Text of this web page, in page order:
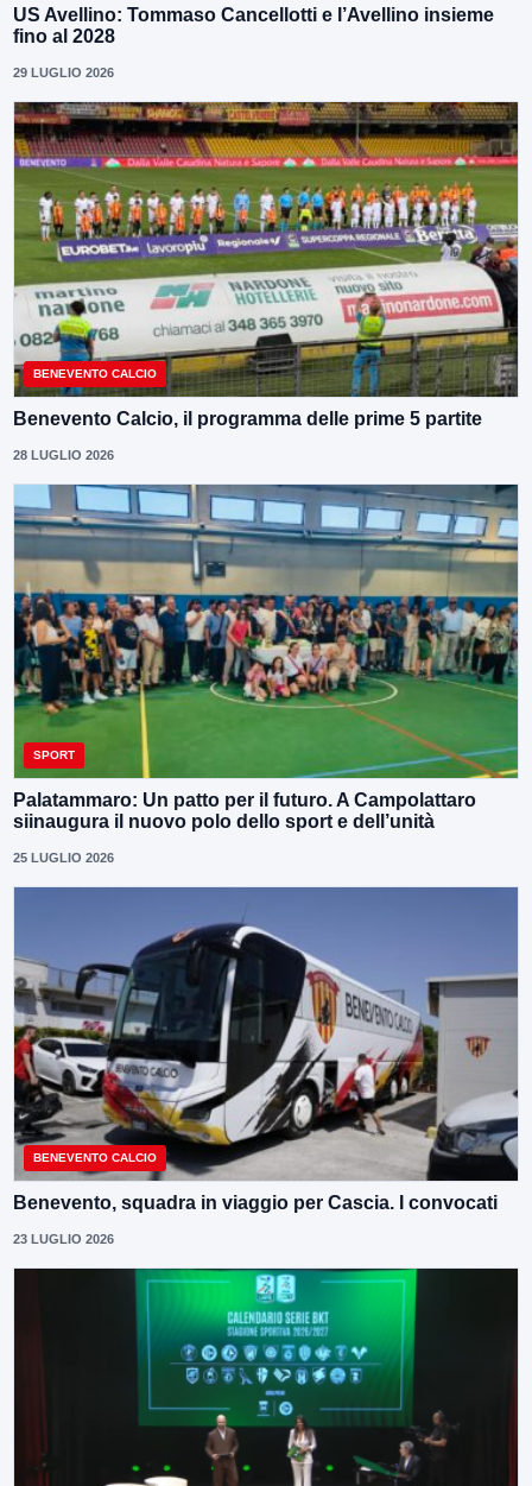
US Avellino: Tommaso Cancellotti e l’Avellino insieme
fino al 2028
29 LUGLIO 2026
BENEVENTO CALCIO
Benevento Calcio, il programma delle prime 5 partite
28 LUGLIO 2026
SPORT
Palatammaro: Un patto per il futuro. A Campolattaro
siinaugura il nuovo polo dello sport e dell’unità
25 LUGLIO 2026
BENEVENTO CALCIO
Benevento, squadra in viaggio per Cascia. I convocati
23 LUGLIO 2026